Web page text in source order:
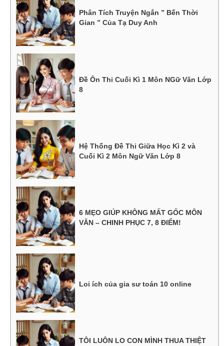
Phân Tích Truyện Ngắn ” Bến Thời
Gian ” Của Tạ Duy Anh
Đề Ôn Thi Cuối Kì 1 Môn NGữ Văn Lớp
8
Hệ Thống Đề Thi Giữa Học Kì 2 và
Cuối Kì 2 Môn Ngữ Văn Lớp 8
6 MẸO GIÚP KHÔNG MẤT GỐC MÔN
VĂN – CHINH PHỤC 7, 8 ĐIỂM!
Loi ích của gia sư toán 10 online
TÔI LUÔN LO CON MÌNH THUA THIỆT